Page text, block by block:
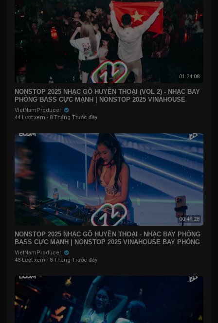
01:24:08
NONSTOP 2025 NHẠC GÕ HUYỀN THOẠI (VOL 2) - NHẠC BAY
PHÒNG BASS CỰC MẠNH | NONSTOP 2025 VINAHOUSE
VietNamProducer
44 Lượt xem · 8 Tháng Trước đây
00:49:28
NONSTOP 2025 NHẠC GÕ HUYỀN THOẠI - NHẠC BAY PHÒNG
BASS CỰC MẠNH | NONSTOP 2025 VINAHOUSE BAY PHÒNG
VietNamProducer
43 Lượt xem · 8 Tháng Trước đây